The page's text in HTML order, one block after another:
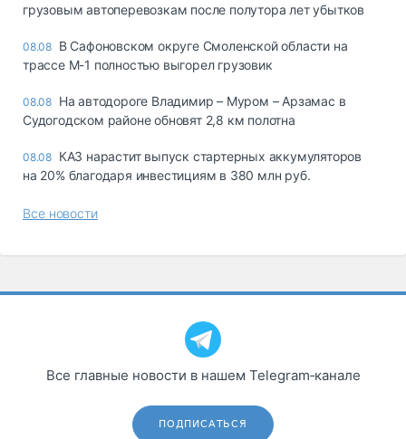
грузовым автоперевозкам после полутора лет убытков
08.08 В Сафоновском округе Смоленской области на
трассе М-1 полностью выгорел грузовик
08.08 На автодороге Владимир – Муром – Арзамас в
Судогодском районе обновят 2,8 км полотна
08.08 КАЗ нарастит выпуск стартерных аккумуляторов
на 20% благодаря инвестициям в 380 млн руб.
Все новости
Все главные новости в нашем Telegram‑канале
ПОДПИСАТЬСЯ